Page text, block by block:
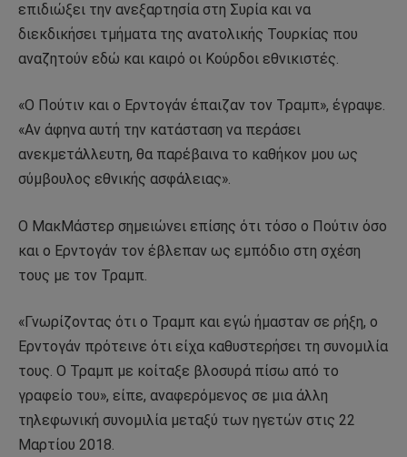
επιδιώξει την ανεξαρτησία στη Συρία και να
διεκδικήσει τμήματα της ανατολικής Τουρκίας που
αναζητούν εδώ και καιρό οι Κούρδοι εθνικιστές.
«Ο Πούτιν και ο Ερντογάν έπαιζαν τον Τραμπ», έγραψε.
«Αν άφηνα αυτή την κατάσταση να περάσει
ανεκμετάλλευτη, θα παρέβαινα το καθήκον μου ως
σύμβουλος εθνικής ασφάλειας».
Ο ΜακΜάστερ σημειώνει επίσης ότι τόσο ο Πούτιν όσο
και ο Ερντογάν τον έβλεπαν ως εμπόδιο στη σχέση
τους με τον Τραμπ.
«Γνωρίζοντας ότι ο Τραμπ και εγώ ήμασταν σε ρήξη, ο
Ερντογάν πρότεινε ότι είχα καθυστερήσει τη συνομιλία
τους. Ο Τραμπ με κοίταξε βλοσυρά πίσω από το
γραφείο του», είπε, αναφερόμενος σε μια άλλη
τηλεφωνική συνομιλία μεταξύ των ηγετών στις 22
Μαρτίου 2018.